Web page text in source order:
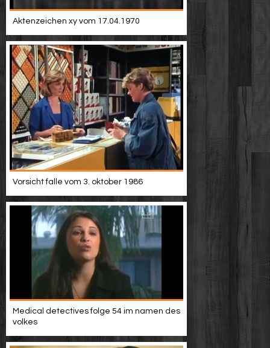
Aktenzeichen xy vom 17.04.1970
Vorsicht falle vom 3. oktober 1986
Medical detectives folge 54 im namen des
volkes